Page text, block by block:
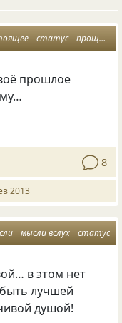
статус прощлое
прошлое
8
2013
мысли вслух статус
в этом нет
лучшей
душой!